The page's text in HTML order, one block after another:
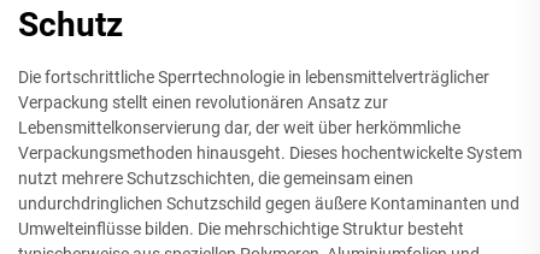
Schutz
Die fortschrittliche Sperrtechnologie in lebensmittelverträglicher
Verpackung stellt einen revolutionären Ansatz zur
Lebensmittelkonservierung dar, der weit über herkömmliche
Verpackungsmethoden hinausgeht. Dieses hochentwickelte System
nutzt mehrere Schutzschichten, die gemeinsam einen
undurchdringlichen Schutzschild gegen äußere Kontaminanten und
Umwelteinflüsse bilden. Die mehrschichtige Struktur besteht